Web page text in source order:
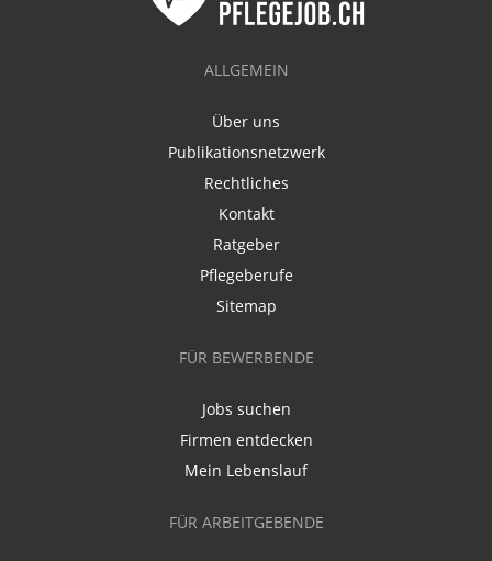
ALLGEMEIN
Über uns
Publikationsnetzwerk
Rechtliches
Kontakt
Ratgeber
Pflegeberufe
Sitemap
FÜR BEWERBENDE
Jobs suchen
Firmen entdecken
Mein Lebenslauf
FÜR ARBEITGEBENDE